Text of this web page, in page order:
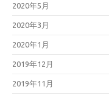
2020年5月
2020年3月
2020年1月
2019年12月
2019年11月